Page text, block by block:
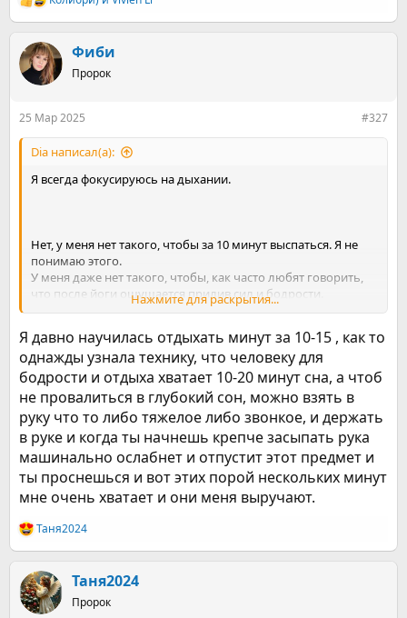
Р
е
к
ц
и
Фиби
Пророк
25 Мар 2025 #327
Dia написал(а):
Я всегда фокусируюсь на дыхании.
Нет, у меня нет такого, чтобы за 10 минут выспаться. Я не
понимаю этого.
У меня даже нет такого, чтобы, как часто любят говорить,
что после йоги ощущается прилив сил и бодрости.
ощущением - дайте поспать, гады!
Нажмите для раскрытия...
Я давно научилась отдыхать минут за 10-15 , как то
однажды узнала технику, что человеку для
бодрости и отдыха хватает 10-20 минут сна, а чтоб
не провалиться в глубокий сон, можно взять в
руку что то либо тяжелое либо звонкое, и держать
в руке и когда ты начнешь крепче засыпать рука
машинально ослабнет и отпустит этот предмет и
ты проснешься и вот этих порой нескольких минут
мне очень хватает и они меня выручают.
Р
е
к
ц
и
Таня2024
Таня2024
Пророк